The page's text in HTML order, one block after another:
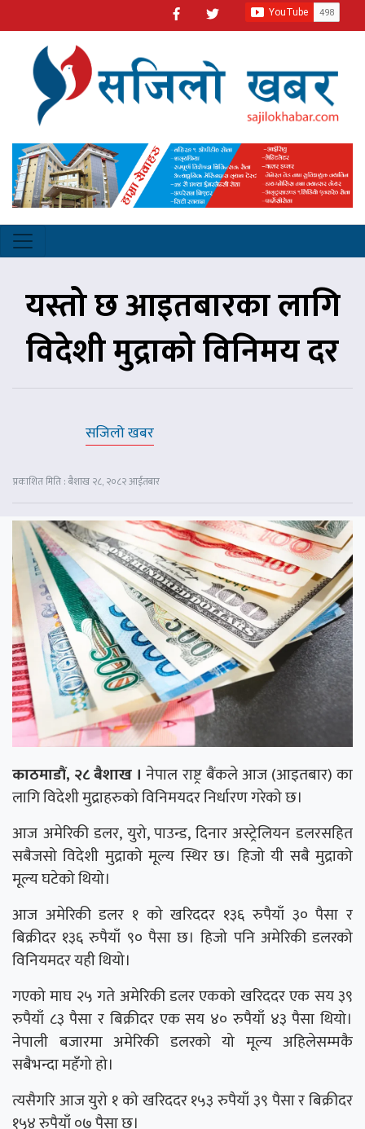
यस्तो छ आइतबारका लागि
विदेशी मुद्राको विनिमय दर
सजिलो खबर
प्रकाशित मिति : बैशाख २८, २०८२ आईतबार
काठमाडौं, २८ बैशाख । नेपाल राष्ट्र बैंकले आज (आइतबार) का
लागि विदेशी मुद्राहरुको विनिमयदर निर्धारण गरेको छ।
आज अमेरिकी डलर, युरो, पाउन्ड, दिनार अस्ट्रेलियन डलरसहित
सबैजसो विदेशी मुद्राको मूल्य स्थिर छ। हिजो यी सबै मुद्राको
मूल्य घटेको थियो।
आज अमेरिकी डलर १ को खरिददर १३६ रुपैयाँ ३० पैसा र
बिक्रीदर १३६ रुपैयाँ ९० पैसा छ। हिजो पनि अमेरिकी डलरको
विनियमदर यही थियो।
गएको माघ २५ गते अमेरिकी डलर एकको खरिददर एक सय ३९
रुपैयाँ ८३ पैसा र बिक्रीदर एक सय ४० रुपैयाँ ४३ पैसा थियो।
नेपाली बजारमा अमेरिकी डलरको यो मूल्य अहिलेसम्मकै
सबैभन्दा महँगो हो।
त्यसैगरि आज युरो १ को खरिददर १५३ रुपैयाँ ३९ पैसा र बिक्रीदर
१५४ रुपैयाँ ०७ पैसा छ।